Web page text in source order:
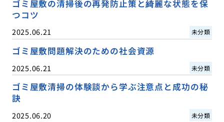
ゴミ屋敷の清掃後の再発防止策と綺麗な状態を保
つコツ
2025.06.21 未分類
ゴミ屋敷問題解決のための社会資源
2025.06.21 未分類
ゴミ屋敷清掃の体験談から学ぶ注意点と成功の秘
訣
2025.06.20 未分類